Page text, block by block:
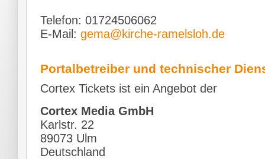
Telefon: 01724506062
E-Mail: gema@kirche-ramelsloh.de
Portalbetreiber und technischer
Cortex Tickets ist ein Angebot der
Cortex Media GmbH
Karlstr. 22
89073 Ulm
Deutschland